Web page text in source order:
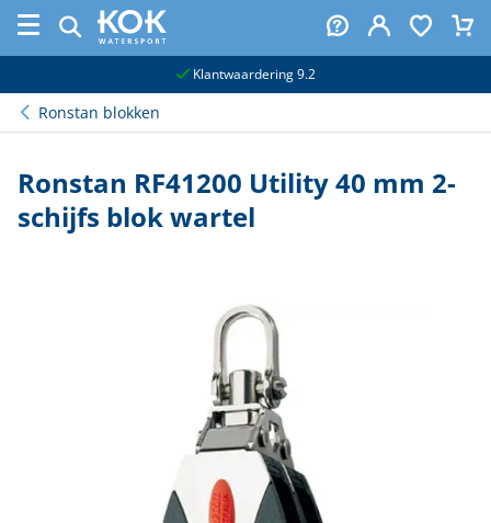
Klantwaardering 9.2
Ronstan blokken
Ronstan RF41200 Utility 40 mm 2-
schijfs blok wartel